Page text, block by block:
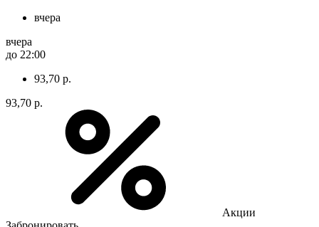
вчера
вчера
до 22:00
93,70 р.
93,70 р.
Акции